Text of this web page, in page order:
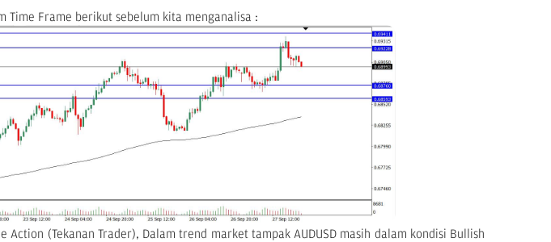
Time Frame berikut sebelum kita menganalisa :
Action (Tekanan Trader), Dalam trend market tampak AUDUSD masih dalam kondisi Bullish